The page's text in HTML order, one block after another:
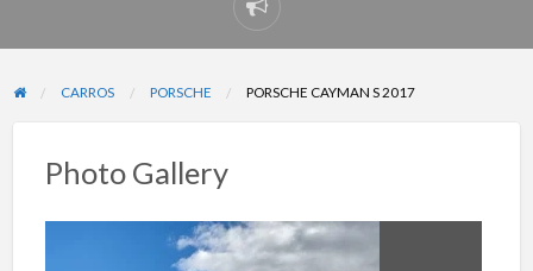
Reportar
problema
CARROS PORSCHE PORSCHE CAYMAN S 2017
Photo Gallery